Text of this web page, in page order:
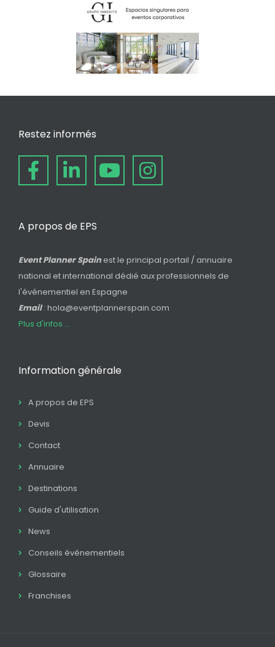
Restez informés
A propos de EPS
Event Planner Spain est le principal portail / annuaire
national et international dédié aux professionnels de
l'événementiel en Espagne
Email: hola@eventplannerspain.com
Plus d'infos ...
Information générale
A propos de EPS
Devis
Contact
Annuaire
Destinations
Guide d'utilisation
News
Conseils événementiels
Glossaire
Franchises